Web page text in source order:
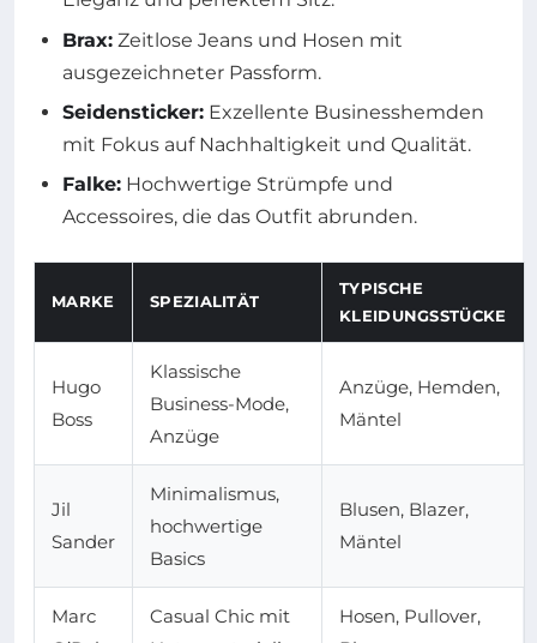
Brax: Zeitlose Jeans und Hosen mit
ausgezeichneter Passform.
Seidensticker: Exzellente Businesshemden
mit Fokus auf Nachhaltigkeit und Qualität.
Falke: Hochwertige Strümpfe und
Accessoires, die das Outfit abrunden.
MARKE SPEZIALITÄT
TYPISCHE
KLEIDUNGSSTÜCKE
Hugo
Boss
Klassische
Business-Mode,
Anzüge
Anzüge, Hemden,
Mäntel
Jil
Sander
Minimalismus,
hochwertige
Basics
Blusen, Blazer,
Mäntel
Marc
Casual Chic mit
Hosen, Pullover,